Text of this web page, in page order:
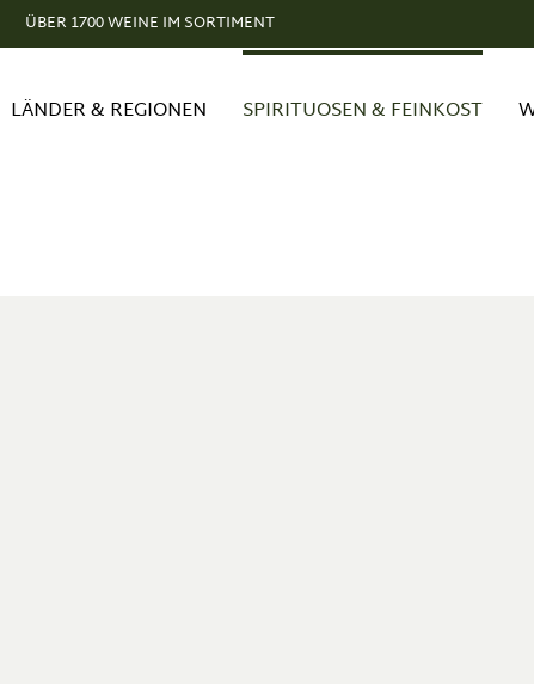
ÜBER 1700 WEINE IM SORTIMENT
LÄNDER & REGIONEN SPIRITUOSEN & FEINKOST